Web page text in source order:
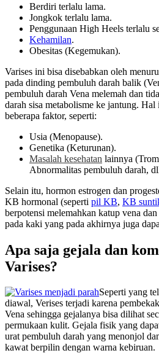
Berdiri terlalu lama.
Jongkok terlalu lama.
Penggunaan High Heels terlalu
Kehamilan.
Obesitas (Kegemukan).
Varises ini bisa disebabkan oleh
pada dinding pembuluh darah balik
pembuluh darah Vena melemah dan
darah sisa metabolisme ke jantung.
beberapa faktor, seperti:
Usia (Menopause).
Genetika (Keturunan).
Masalah kesehatan lainnya
Abnormalitas pembuluh darah,
Selain itu, hormon estrogen dan
KB hormonal (seperti pil KB, KB
berpotensi melemahkan katup vena
pada kaki yang pada akhirnya juga
Apa saja gejala dan
Varises?
Seperti yang
diawal, Verises terjadi karena
Vena sehingga gejalanya bisa dilihat
permukaan kulit. Gejala fisik yang
urat pembuluh darah yang menonjol
kawat berpilin dengan warna kebiruan.